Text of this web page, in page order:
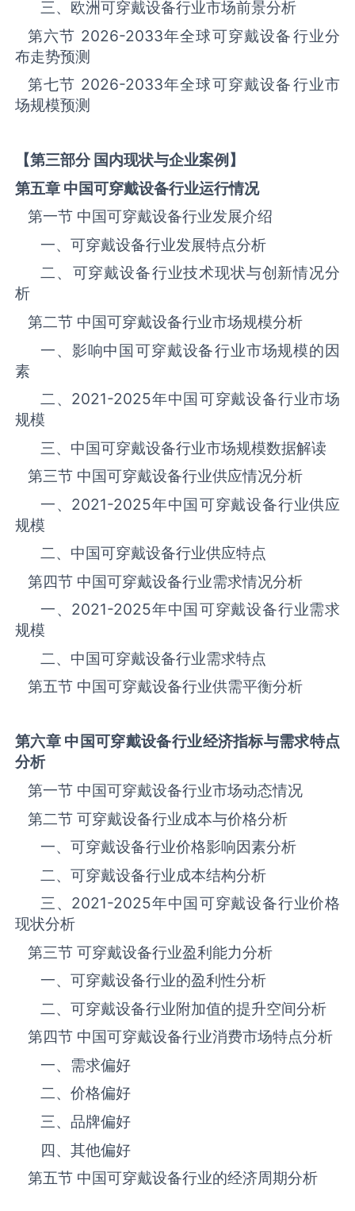
三、欧洲‌‌‌‌‌‌可穿戴设备‌‌‌‌‌‌‌‌‌‌‌‌‌‌‌‌‌‌行业市场前景分析
第六节 2026-2033年全球‌‌‌‌‌‌可穿戴设备‌‌‌‌‌‌‌‌‌‌‌‌‌‌‌‌‌‌行业分
布走势预测
第七节 2026-2033年全球‌‌‌‌‌‌可穿戴设备‌‌‌‌‌‌‌‌‌‌‌‌‌‌‌‌‌‌行业市
场规模预测
【第三部分 国内现状与企业案例】
第五章 中国可穿戴设备行业运行情况
第一节 中国‌‌‌‌‌‌可穿戴设备‌‌‌‌‌‌‌‌‌‌‌‌‌‌‌‌‌‌行业发展介绍
一、‌‌‌‌‌‌可穿戴设备‌‌‌‌‌‌‌‌‌‌‌‌‌‌‌行业发展特点分析
二、‌‌‌‌‌‌可穿戴设备‌‌‌‌‌‌‌‌‌‌‌‌‌‌‌行业技术现状与创新情况分
析
第二节 中国‌‌‌‌‌‌可穿戴设备‌‌‌‌‌‌‌‌‌‌‌‌‌‌‌‌‌‌行业市场规模分析
一、影响中国‌‌‌‌‌‌可穿戴设备‌‌‌‌‌‌‌‌‌‌‌‌‌‌‌‌‌‌行业市场规模的因
素
二、 2021-2025年中国‌‌‌‌‌‌可穿戴设备‌‌‌‌‌‌‌‌‌‌‌‌‌‌‌‌‌‌行业市场
规模
三、中国‌‌‌‌‌‌可穿戴设备‌‌‌‌‌‌‌‌‌‌‌‌‌‌‌行业市场规模数据解读
第三节 中国‌‌‌‌‌‌可穿戴设备‌‌‌‌‌‌‌‌‌‌‌‌‌‌‌‌‌‌行业供应情况分析
一、 2021-2025年中国‌‌‌‌‌‌可穿戴设备‌‌‌‌‌‌‌‌‌‌‌‌‌‌‌‌‌‌行业供应
规模
二、中国‌‌‌‌‌‌可穿戴设备‌‌‌‌‌‌‌‌‌‌‌‌‌‌‌‌‌‌行业供应特点
第四节 中国‌‌‌‌‌‌可穿戴设备‌‌‌‌‌‌‌‌‌‌‌‌‌‌‌‌‌‌行业需求情况分析
一、 2021-2025年中国‌‌‌‌‌‌可穿戴设备‌‌‌‌‌‌‌‌‌‌‌‌‌‌‌‌‌‌行业需求
规模
二、中国‌‌‌‌‌‌可穿戴设备‌‌‌‌‌‌‌‌‌‌‌‌‌‌‌‌‌‌行业需求特点
第五节 中国‌‌‌‌‌‌可穿戴设备‌‌‌‌‌‌‌‌‌‌‌‌‌‌‌‌‌‌行业供需平衡分析
第六章 中国可穿戴设备行业经济指标与需求特点
分析
第一节 中国‌‌‌‌‌‌可穿戴设备‌‌‌‌‌‌‌‌‌‌‌‌‌‌‌‌‌‌行业市场动态情况
第二节 ‌‌‌‌‌‌可穿戴设备‌‌‌‌‌‌‌‌‌‌‌‌‌‌‌‌‌‌行业成本与价格分析
一、‌‌‌‌‌‌可穿戴设备‌‌‌‌‌‌‌‌‌‌‌‌‌‌‌行业价格影响因素分析
二、‌‌‌‌‌‌可穿戴设备‌‌‌‌‌‌‌‌‌‌‌‌‌‌‌行业成本结构分析
三、 2021-2025年中国‌‌‌‌‌‌可穿戴设备‌‌‌‌‌‌‌‌‌‌‌‌‌‌‌‌‌‌行业价格
现状分析
第三节 ‌‌‌‌‌‌可穿戴设备‌‌‌‌‌‌‌‌‌‌‌‌‌‌‌‌‌‌行业盈利能力分析
一、‌‌‌‌‌‌可穿戴设备‌‌‌‌‌‌‌‌‌‌‌‌‌‌‌‌‌‌行业的盈利性分析
二、‌‌‌‌‌‌可穿戴设备‌‌‌‌‌‌‌‌‌‌‌‌‌‌‌‌‌‌行业附加值的提升空间分析
第四节 中国‌‌‌‌‌‌可穿戴设备‌‌‌‌‌‌‌‌‌‌‌‌‌‌‌‌‌‌行业消费市场特点分析
一、需求偏好
二、价格偏好
三、品牌偏好
四、其他偏好
第五节 中国‌‌‌‌‌‌可穿戴设备‌‌‌‌‌‌‌‌‌‌‌‌‌‌‌‌‌‌行业的经济周期分析